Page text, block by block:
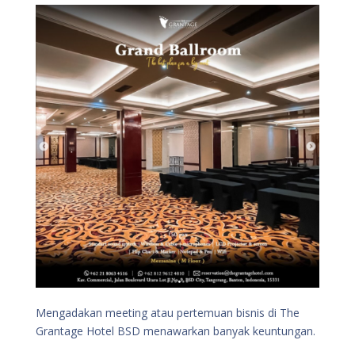
Mengadakan meeting atau pertemuan bisnis di The
Grantage Hotel BSD menawarkan banyak keuntungan.